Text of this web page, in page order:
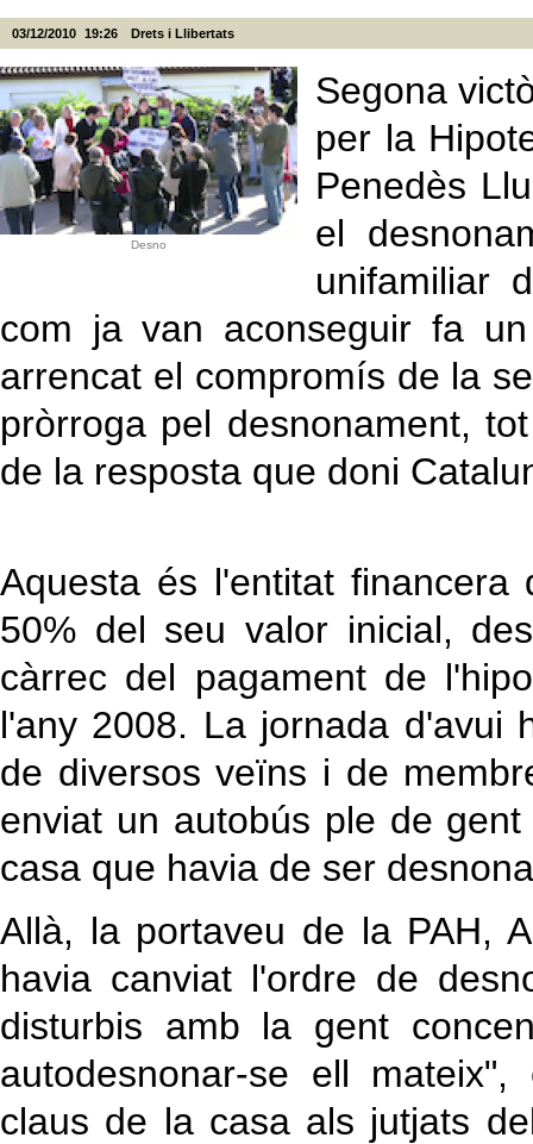
03/12/2010 19:26 Drets i Llibertats
Desno
Segona
per la
Penedès
el
unifamiliar
com ja van aconseguir fa
arrencat el compromís de la
pròrroga pel desnonament,
de la resposta que doni
Aquesta és l'entitat
50% del seu valor inicial,
càrrec del pagament de
l'any 2008. La jornada d'avui
de diversos veïns i de
enviat un autobús ple de
casa que havia de ser
Allà, la portaveu de la PAH,
havia canviat l'ordre de
disturbis amb la gent
autodesnonar-se ell
claus de la casa als jutjats